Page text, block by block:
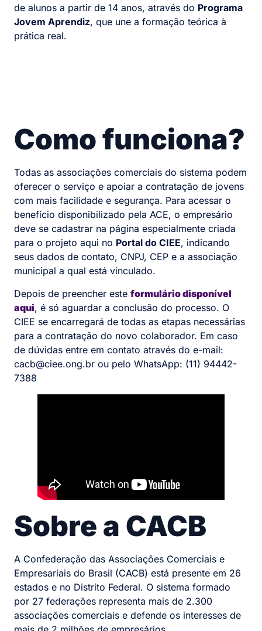
de alunos a partir de 14 anos, através do Programa
Jovem Aprendiz, que une a formação teórica à
prática real.
Como funciona?
Todas as associações comerciais do sistema podem
oferecer o serviço e apoiar a contratação de jovens
com mais facilidade e segurança. Para acessar o
benefício disponibilizado pela ACE, o empresário
deve se cadastrar na página especialmente criada
para o projeto aqui no Portal do CIEE, indicando
seus dados de contato, CNPJ, CEP e a associação
municipal a qual está vinculado.
Depois de preencher este formulário disponível
aqui, é só aguardar a conclusão do processo. O
CIEE se encarregará de todas as etapas necessárias
para a contratação do novo colaborador. Em caso
de dúvidas entre em contato através do e-mail:
cacb@ciee.ong.br ou pelo WhatsApp: (11) 94442-
7388
Sobre a CACB
A Confederação das Associações Comerciais e
Empresariais do Brasil (CACB) está presente em 26
estados e no Distrito Federal. O sistema formado
por 27 federações representa mais de 2.300
associações comerciais e defende os interesses de